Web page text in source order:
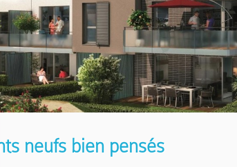
neufs bien pensés